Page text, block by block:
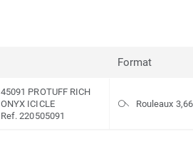
Format
45091 PROTUFF RICH
ONYX ICICLE
Ref. 220505091
Rouleaux